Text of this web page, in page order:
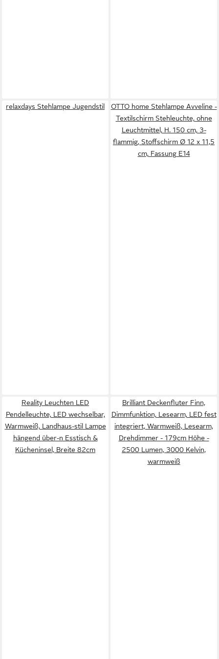
relaxdays Stehlampe Jugendstil
OTTO home Stehlampe Avveline -
Textilschirm Stehleuchte, ohne
Leuchtmittel, H. 150 cm, 3-
flammig, Stoffschirm Ø 12 x 11,5
cm, Fassung E14
Reality Leuchten LED
Pendelleuchte, LED wechselbar,
Warmweiß, Landhaus-stil Lampe
hängend über-n Esstisch &
Kücheninsel, Breite 82cm
Brilliant Deckenfluter Finn,
Dimmfunktion, Lesearm, LED fest
integriert, Warmweiß, Lesearm,
Drehdimmer - 179cm Höhe -
2500 Lumen, 3000 Kelvin,
warmweiß